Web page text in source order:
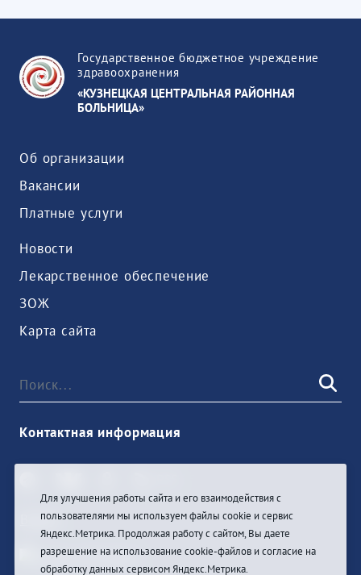
Государственное бюджетное учреждение
здравоохранения
«КУЗНЕЦКАЯ ЦЕНТРАЛЬНАЯ РАЙОННАЯ
БОЛЬНИЦА»
Об организации
Вакансии
Платные услуги
Новости
Лекарственное обеспечение
ЗОЖ
Карта сайта
Контактная информация
Войти
Для улучшения работы сайта и его взаимодействия с
пользователями мы используем файлы cookie и сервис
Яндекс.Метрика. Продолжая работу с сайтом, Вы даете
разрешение на использование cookie-файлов и согласие на
обработку данных сервисом Яндекс.Метрика.